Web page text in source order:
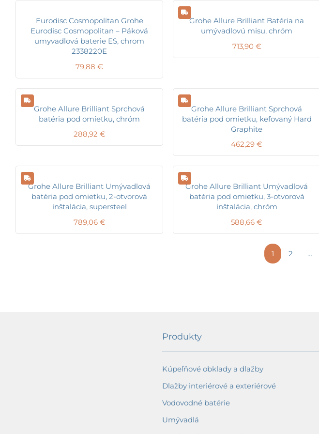
Eurodisc Cosmopolitan Grohe
Eurodisc Cosmopolitan – Páková
umyvadlová baterie ES, chrom
2338220E
79,88 €
Grohe Allure Brilliant Batéria na
umývadlovú misu, chróm
713,90 €
Grohe Allure Brilliant Sprchová
batéria pod omietku, chróm
288,92 €
Grohe Allure Brilliant Sprchová
batéria pod omietku, kefovaný Hard
Graphite
462,29 €
Grohe Allure Brilliant Umývadlová
batéria pod omietku, 2-otvorová
inštalácia, supersteel
789,06 €
Grohe Allure Brilliant Umývadlová
batéria pod omietku, 3-otvorová
inštalácia, chróm
588,66 €
1 2 …
Produkty
Kúpeľňové obklady a dlažby
Dlažby interiérové a exteriérové
Vodovodné batérie
Umývadlá